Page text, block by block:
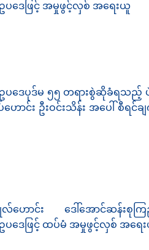
ဒေဖြင့် အမှုဖွင့်လှစ် အရေးယူ
ဒေပုဒ်မ ၅၅ တရားစွဲဆိုခံရသည့်
ောင်း ဦးဝင်းသိန်း အပေါ် စီရင်
ောင်း ဒေါ်အောင်ဆန်းစုကြ
ဒေဖြင့် ထပ်မံ အမှုဖွင့်လှစ် အရေ